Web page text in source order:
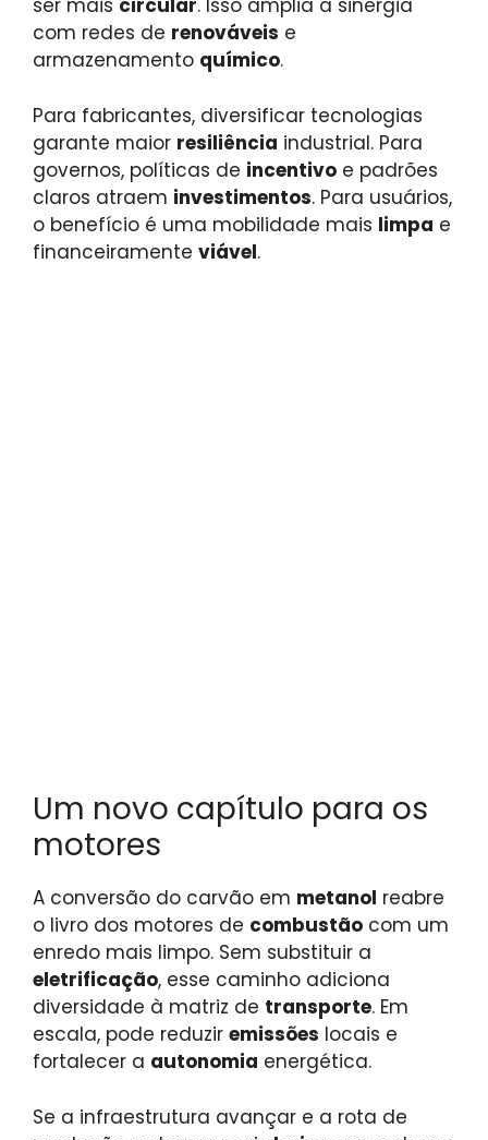
ser mais circular. Isso amplia a sinergia
com redes de renováveis e
armazenamento químico.
Para fabricantes, diversificar tecnologias
garante maior resiliência industrial. Para
governos, políticas de incentivo e padrões
claros atraem investimentos. Para usuários,
o benefício é uma mobilidade mais limpa e
financeiramente viável.
Um novo capítulo para os
motores
A conversão do carvão em metanol reabre
o livro dos motores de combustão com um
enredo mais limpo. Sem substituir a
eletrificação, esse caminho adiciona
diversidade à matriz de transporte. Em
escala, pode reduzir emissões locais e
fortalecer a autonomia energética.
Se a infraestrutura avançar e a rota de